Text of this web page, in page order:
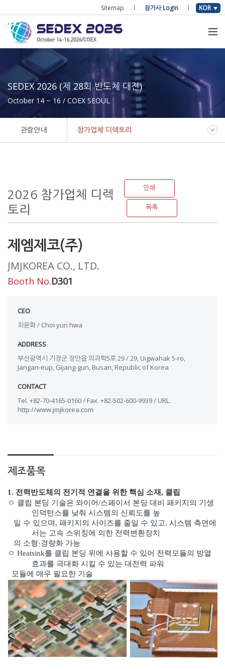
Sitemap 참가사 Login KOR
SEDEX 2026 (제 28회 반도체 대전)
October 14 ~ 16 / COEX SEOUL
관람안내 참가업체 디렉토리
2026 참가업체 디렉
토리
인쇄
목록
제엠제코(주)
JMJKOREA CO., LTD.
Booth No.D301
CEO
최윤화 / Choi yun hwa
ADDRESS
부산광역시 기장군 장안읍 의과학5로 29 / 29, Uigwahak 5-ro,
Jangan-eup, Gijang-gun, Busan, Republic of Korea
CONTACT
Tel. +82-70-4165-0160 / Fax. +82-502-600-9939 / URL.
http://www.jmjkorea.com
제조품목
1. 전력반도체의 전기적 연결을 위한 핵심 소재, 클립
ㅇ 클립 본딩 기술은 와이어/스페이서 본딩 대비 패키지의 기생
인덕턴스를 낮춰 시스템의 신뢰도를 높
일 수 있으며, 패키지의 사이즈를 줄일 수 있고, 시스템 측면에
서는 고속 스위칭에 의한 전력변환장치
의 소형·경량화 가능
ㅇ Heatsink를 클립 본딩 위에 사용할 수 있어 전력모듈의 방열
효과를 극대화 시킬 수 있는 대전력 파워
모듈에 매우 필요한 기술